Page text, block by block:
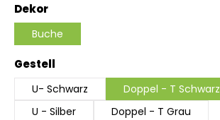
Dekorauswählen
Buche
Gestell
U- Schwarz
Doppel - T Schwarz
U - Silber
Doppel - T Grau